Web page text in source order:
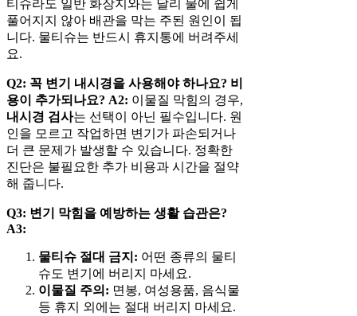
티슈라도 일반 화장지와는 달리 물에 쉽게
풀어지지 않아 배관을 막는 주된 원인이 됩
니다. 물티슈는 반드시 휴지통에 버려주세
요.
Q2: 꼭 변기 내시경을 사용해야 하나요? 비
용이 추가되나요? A2: 이물질 막힘의 경우,
내시경 검사는 선택이 아닌 필수입니다. 원
인을 모르고 작업하면 변기가 파손되거나
더 큰 문제가 발생할 수 있습니다. 정확한
진단은 불필요한 추가 비용과 시간을 절약
해 줍니다.
Q3: 변기 막힘을 예방하는 생활 습관은?
A3:
물티슈 절대 금지: 어떤 종류의 물티
슈도 변기에 버리지 마세요.
이물질 주의: 면봉, 여성용품, 음식물
등 휴지 외에는 절대 버리지 마세요.